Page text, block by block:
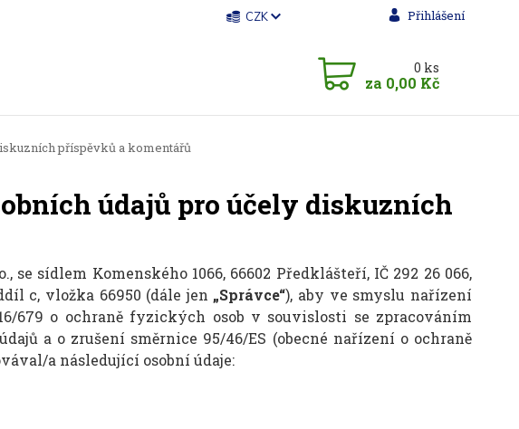
CZK Přihlášení
0 ks
za 0,00 Kč
příspěvků a komentářů
údajů pro účely diskuzních
sídlem Komenského 1066, 66602 Předklášteří, IČ 292 26 066,
c, vložka 66950 (dále jen „Správce“), aby ve smyslu nařízení
679 o ochraně fyzických osob v souvislosti se zpracováním
a o zrušení směrnice 95/46/ES (obecné nařízení o ochraně
a následující osobní údaje: